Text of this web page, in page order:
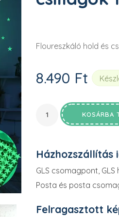
Floureszkáló hold és
8.490 Ft
KOSÁRBA
Házhozszállítás
GLS csomagpont, GLS
Posta és posta
Felragasztott